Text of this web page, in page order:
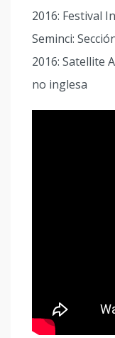
2016: Festival
Seminci:
2016: Satellite
no inglesa